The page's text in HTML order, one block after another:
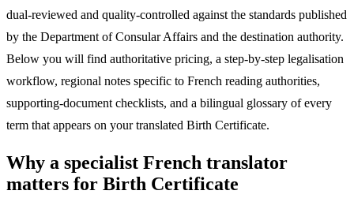
dual-reviewed and quality-controlled against the standards published
by the Department of Consular Affairs and the destination authority.
Below you will find authoritative pricing, a step-by-step legalisation
workflow, regional notes specific to French reading authorities,
supporting-document checklists, and a bilingual glossary of every
term that appears on your translated Birth Certificate.
Why a specialist French translator
matters for Birth Certificate